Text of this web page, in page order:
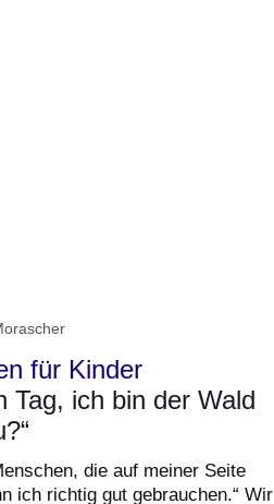
für Kinder
Tag, ich bin der Wald
die auf meiner Seite
ich richtig gut gebrauchen.“ Wir